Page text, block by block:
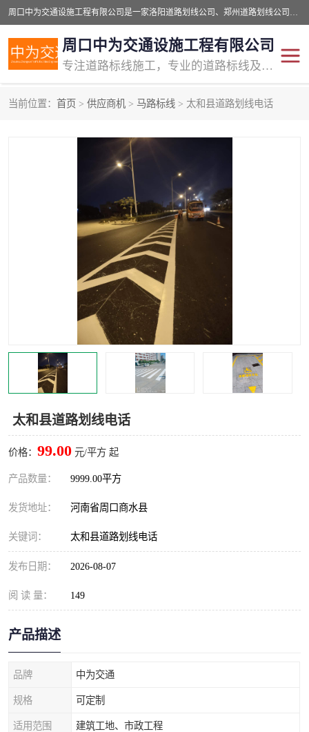
周口中为交通设施工程有限公司是一家洛阳道路划线公司、郑州道路划线公司、平顶山道路车位划线公司、开封车位划线公司、许昌道路车位划线公司、漯河道路车位划线公司，公司始终坚持“诚信、匠心、专注”的宗旨；我们的经营理念是：的服务。
周口中为交通设施工程有限公司
专注道路标线施工，专业的道路标线及交通设施施工服务商!
当前位置： 首页 > 供应商机 > 马路标线 > 太和县道路划线电话
太和县道路划线电话
价格： 99.00 元/平方 起
产品数量： 9999.00平方
发货地址： 河南省周口商水县
关键词： 太和县道路划线电话
发布日期： 2026-08-07
阅 读 量： 149
产品描述
品牌 中为交通
规格 可定制
适用范围 建筑工地、市政工程
道路划线